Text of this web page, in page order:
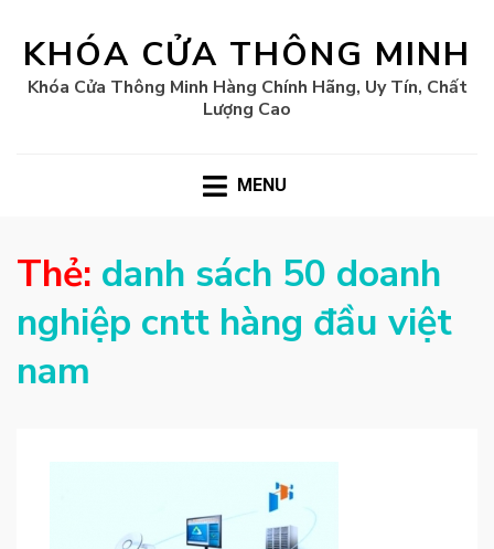
KHÓA CỬA THÔNG MINH
Khóa Cửa Thông Minh Hàng Chính Hãng, Uy Tín, Chất
Lượng Cao
MENU
Thẻ: danh sách 50 doanh
nghiệp cntt hàng đầu việt
nam